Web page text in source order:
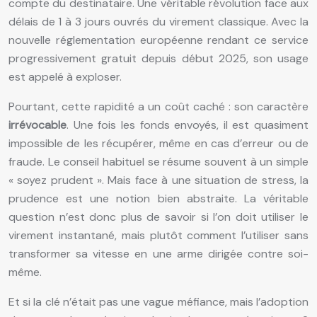
compte du destinataire. Une véritable révolution face aux
délais de 1 à 3 jours ouvrés du virement classique. Avec la
nouvelle réglementation européenne rendant ce service
progressivement gratuit depuis début 2025, son usage
est appelé à exploser.
Pourtant, cette rapidité a un coût caché : son caractère
irrévocable. Une fois les fonds envoyés, il est quasiment
impossible de les récupérer, même en cas d’erreur ou de
fraude. Le conseil habituel se résume souvent à un simple
« soyez prudent ». Mais face à une situation de stress, la
prudence est une notion bien abstraite. La véritable
question n’est donc plus de savoir si l’on doit utiliser le
virement instantané, mais plutôt comment l’utiliser sans
transformer sa vitesse en une arme dirigée contre soi-
même.
Et si la clé n’était pas une vague méfiance, mais l’adoption